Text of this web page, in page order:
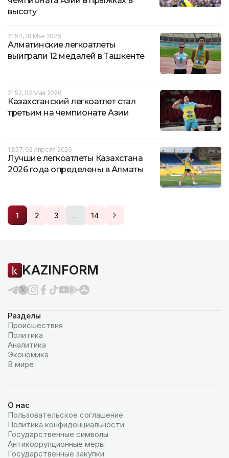
высоту
21:54, 18 Мая 2026
Алматинские легкоатлеты
выиграли 12 медалей в Ташкенте
21:52, 02 Мая 2026
Казахстанский легкоатлет стал
третьим на чемпионате Азии
13:57, 02 Апреля 2026
Лучшие легкоатлеты Казахстана
2026 года определены в Алматы
1 2 3 … 14
KAZINFORM
Разделы
Происшествия
Политика
Аналитика
Экономика
В мире
О нас
Пользовательское соглашение
Политика конфиденциальности
Государственные символы
Антикоррупционные меры
Государственные закупки